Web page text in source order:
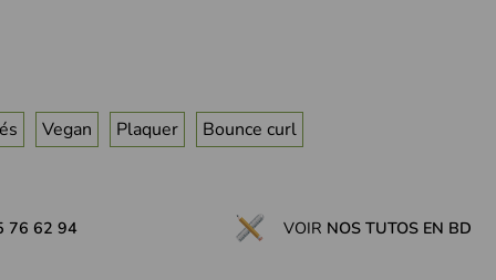
Vegan Plaquer Bounce curl
76 62 94 VOIR NOS TUTOS EN BD